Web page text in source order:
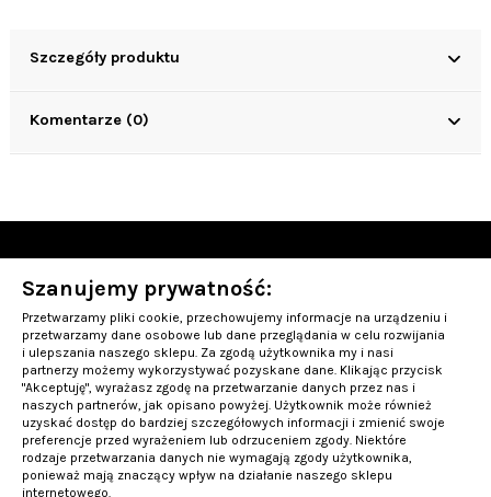
Szanujemy prywatność:
Przetwarzamy pliki cookie, przechowujemy informacje na urządzeniu i
przetwarzamy dane osobowe lub dane przeglądania w celu rozwijania
i ulepszania naszego sklepu. Za zgodą użytkownika my i nasi
partnerzy możemy wykorzystywać pozyskane dane. Klikając przycisk
"Akceptuję", wyrażasz zgodę na przetwarzanie danych przez nas i
naszych partnerów, jak opisano powyżej. Użytkownik może również
uzyskać dostęp do bardziej szczegółowych informacji i zmienić swoje
preferencje przed wyrażeniem lub odrzuceniem zgody. Niektóre
rodzaje przetwarzania danych nie wymagają zgody użytkownika,
ponieważ mają znaczący wpływ na działanie naszego sklepu
internetowego.
Szczegóły produktu
Komentarze (0)
OBSŁUGA KLIENTA
INFORMACJE
PRODUKTY TOP-10
Kontakt